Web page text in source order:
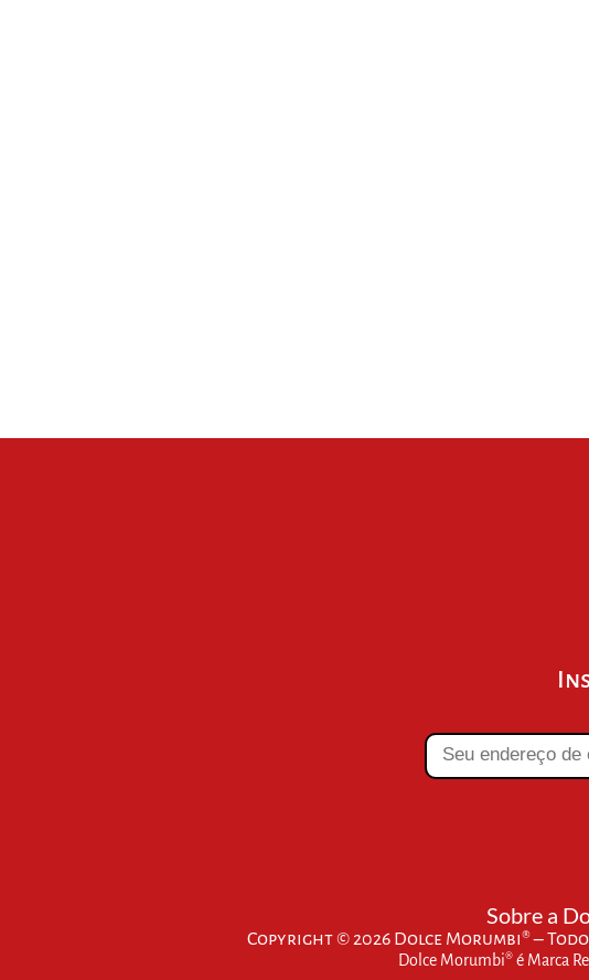
Sobre a
Copyright © 2026 Dolce Morumbi® –
Dolce Morumbi® é Marca